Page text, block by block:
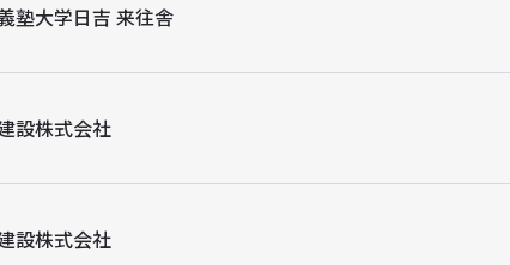
塾大学日吉 来往舎
設株式会社
設株式会社